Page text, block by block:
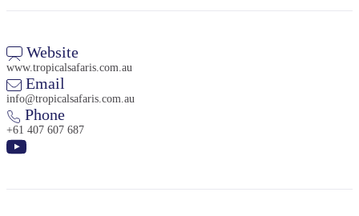
Website
www.tropicalsafaris.com.au
Email
info@tropicalsafaris.com.au
Phone
+61 407 607 687